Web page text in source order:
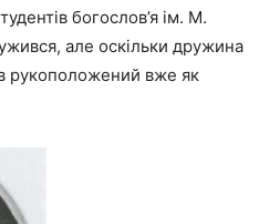
богослов’я ім. М.
але оскільки дружина
рукоположений вже як